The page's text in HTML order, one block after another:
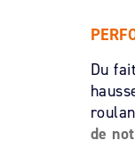
Du
de